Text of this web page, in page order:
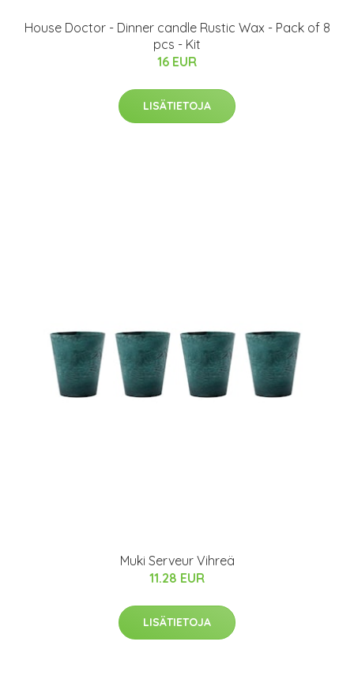
House Doctor - Dinner candle Rustic Wax - Pack of 8
pcs - Kit
16 EUR
LISÄTIETOJA
Muki Serveur Vihreä
11.28 EUR
LISÄTIETOJA